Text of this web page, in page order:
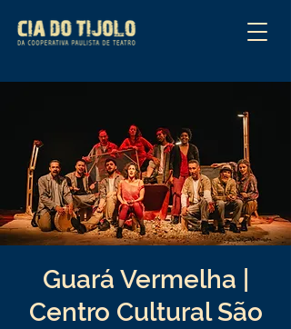
Guará Vermelha |
Centro Cultural São